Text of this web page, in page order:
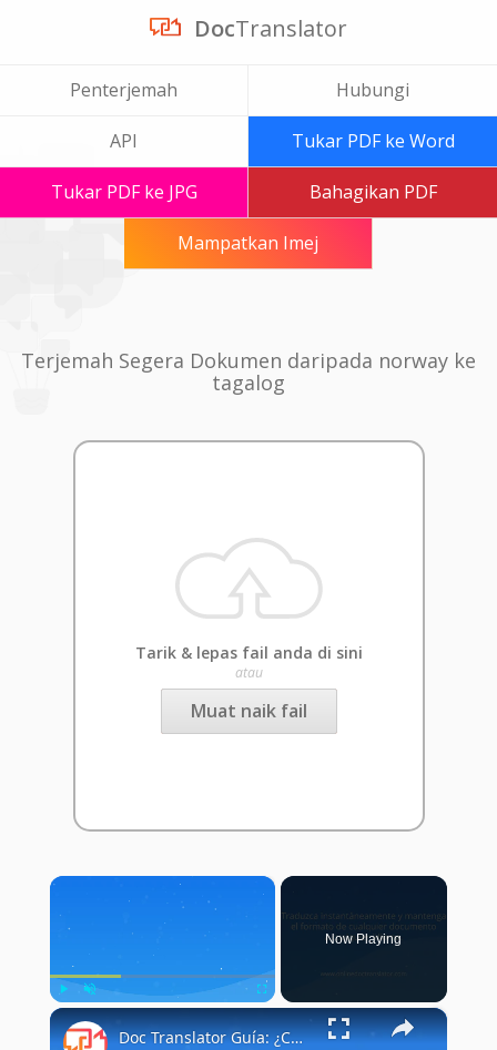
DocTranslator
Penterjemah Hubungi
API Tukar PDF ke Word
Tukar PDF ke JPG Bahagikan PDF
Mampatkan Imej
Terjemah Segera Dokumen daripada norway ke
tagalog
Tarik & lepas fail anda di sini
atau
Muat naik fail
×
Play Unmute Fullscreen
Now Playing
×
Doc Translator Guía: ¿Cómo uso el traductor de documentos?